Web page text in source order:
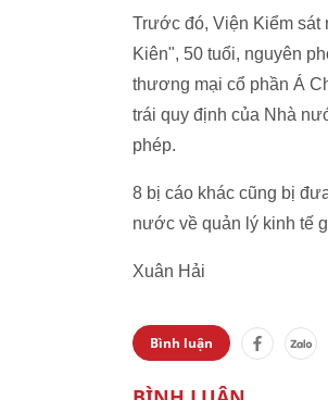
Trước đó, Viện Kiểm sát
Kiên", 50 tuổi, nguyên
thương mại cổ phần Á
trái quy định của Nhà
phép.
8 bị cáo khác cũng bị
nước về quản lý kinh tế
Xuân Hải
Bình luận